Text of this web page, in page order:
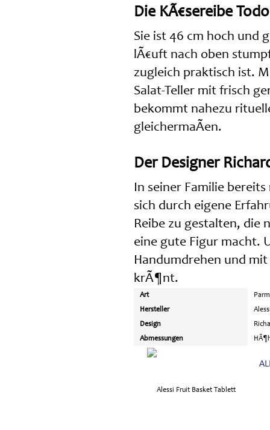
Die KÃ€sereibe
Sie ist 46 cm hoch und
lÃ€uft nach oben
zugleich praktisch ist.
Salat-Teller mit frisch
bekommt nahezu
gleichermaÃen.
Der Designer
In seiner Familie
sich durch eigene
Reibe zu gestalten, die
eine gute Figur macht.
Handumdrehen und
krÃ¶nt.
Art
Hersteller
Design
Abmessungen